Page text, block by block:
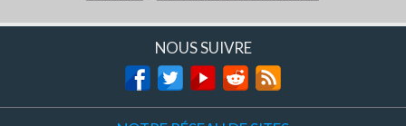
NOUS SUIVRE